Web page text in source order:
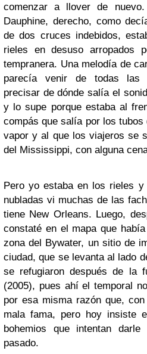
comenzar a llover de
Dauphine, derecho, como
de dos cruces indebidos,
rieles en desuso arropados
tempranera. Una melodía de
parecía venir de todas las
precisar de dónde salía el
y lo supe porque estaba al
compás que salía por los
vapor y al que los viajeros se
del Mississippi, con alguna
Pero yo estaba en los rieles
nubladas vi muchas de las
tiene New Orleans. Luego,
constaté en el mapa que
zona del Bywater, un sitio de
ciudad, que se levanta al lado
se refugiaron después de la
(2005), pues ahí el temporal
por esa misma razón que,
mala fama, pero hoy insiste
bohemios que intentan
pasado.